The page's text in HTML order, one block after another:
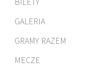
GALERIA
GRAMY RAZEM
MECZE